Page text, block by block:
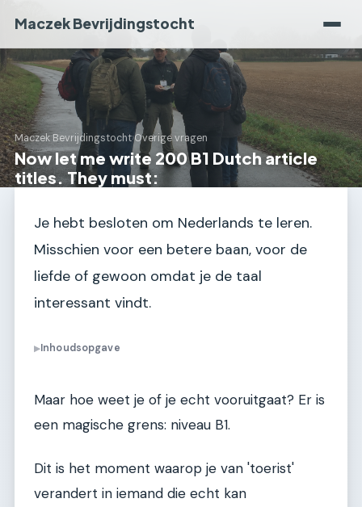
Maczek Bevrijdingstocht
Maczek Bevrijdingstocht›Overige vragen
Now let me write 200 B1 Dutch article
titles. They must:
Je hebt besloten om Nederlands te leren.
Misschien voor een betere baan, voor de
liefde of gewoon omdat je de taal
interessant vindt.
▶Inhoudsopgave
Maar hoe weet je of je echt vooruitgaat? Er is
een magische grens: niveau B1.
Dit is het moment waarop je van 'toerist'
verandert in iemand die echt kan